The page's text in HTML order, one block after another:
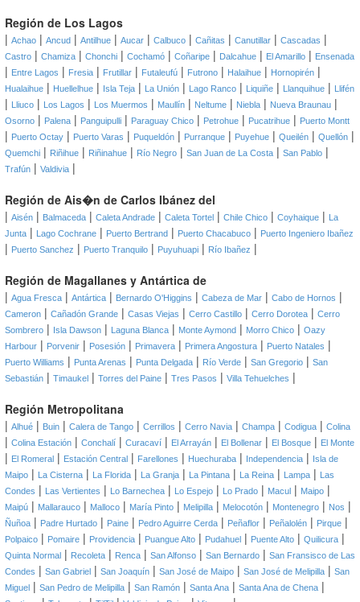
Región de Los Lagos
| Achao | Ancud | Antilhue | Aucar | Calbuco | Cañitas | Canutillar | Cascadas |
Castro | Chamiza | Chonchi | Cochamó | Coñaripe | Dalcahue | El Amarillo | Ensenada
| Entre Lagos | Fresia | Frutillar | Futaleufú | Futrono | Halaihue | Hornopirén |
Hualaihue | Huellelhue | Isla Teja | La Unión | Lago Ranco | Liquiñe | Llanquihue | Llifén
| Lliuco | Los Lagos | Los Muermos | Maullín | Neltume | Niebla | Nueva Braunau |
Osorno | Palena | Panguipulli | Paraguay Chico | Petrohue | Pucatrihue | Puerto Montt
| Puerto Octay | Puerto Varas | Puqueldón | Purranque | Puyehue | Queilén | Quellón |
Quemchi | Riñihue | Riñinahue | Río Negro | San Juan de La Costa | San Pablo |
Trafún | Valdivia |
Región de Ais�n de Carlos Ibánez del
| Aisén | Balmaceda | Caleta Andrade | Caleta Tortel | Chile Chico | Coyhaique |
La
Junta | Lago Cochrane | Puerto Bertrand | Puerto Chacabuco | Puerto Ingeniero Ibañez
| Puerto Sanchez | Puerto Tranquilo | Puyuhuapi | Río Ibañez |
Región de Magallanes y Antártica de
| Agua Fresca | Antártica | Bernardo O'Higgins | Cabeza de Mar | Cabo de Hornos |
Cameron | Cañadón Grande | Casas Viejas | Cerro Castillo | Cerro Dorotea | Cerro
Sombrero | Isla Dawson | Laguna Blanca | Monte Aymond | Morro Chico | Oazy
Harbour | Porvenir | Posesión | Primavera | Primera Angostura | Puerto Natales |
Puerto Williams | Punta Arenas | Punta Delgada | Río Verde | San Gregorio | San
Sebastián | Timaukel | Torres del Paine | Tres Pasos | Villa Tehuelches |
Región Metropolitana
| Alhué | Buin | Calera de Tango | Cerrillos | Cerro Navia | Champa | Codigua | Colina
| Colina Estación | Conchalí | Curacaví | El Arrayán | El Bollenar | El Bosque | El Monte
| El Romeral | Estación Central | Farellones | Huechuraba | Independencia |
Isla de
Maipo | La Cisterna | La Florida | La Granja | La Pintana | La Reina | Lampa |
Las
Condes | Las Vertientes | Lo Barnechea | Lo Espejo | Lo Prado | Macul | Maipo |
Maipú | Mallarauco | Malloco | María Pinto | Melipilla | Melocotón | Montenegro | Nos |
Ñuñoa | Padre Hurtado | Paine | Pedro Aguirre Cerda | Peñaflor | Peñalolén | Pirque |
Polpaico | Pomaire | Providencia | Puangue Alto | Pudahuel | Puente Alto | Quilicura |
Quinta Normal | Recoleta | Renca | San Alfonso | San Bernardo | San Fransisco de Las
Condes | San Gabriel | San Joaquín | San José de Maipo | San José de Melipilla | San
Miguel | San Pedro de Melipilla | San Ramón | Santa Ana | Santa Ana de Chena |